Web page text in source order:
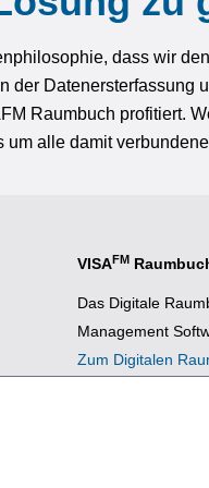
dass wir
der
Raumbuch profitiert.
um alle damit
VISAFM
Das Digitale
Management
Zum Digitalen
Erweiterungen